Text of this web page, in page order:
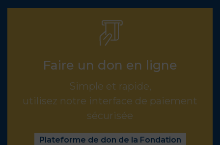
Faire un don en ligne
Simple et rapide,
utilisez notre interface de paiement
sécurisée
Plateforme de don de la Fondation